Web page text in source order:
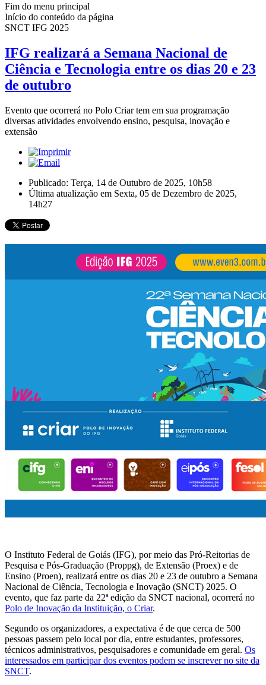
Fim do menu principal
Início do conteúdo da página
SNCT IFG 2025
IFG realizará a Semana Nacional de
Ciência e Tecnologia entre os dias 20 e 23
de outubro
Evento que ocorrerá no Polo Criar tem em sua programação
diversas atividades envolvendo ensino, pesquisa, inovação e
extensão
Publicado: Terça, 14 de Outubro de 2025, 10h58
Última atualização em Sexta, 05 de Dezembro de 2025,
14h27
O Instituto Federal de Goiás (IFG), por meio das Pró-Reitorias de
Pesquisa e Pós-Graduação (Proppg), de Extensão (Proex) e de
Ensino (Proen), realizará entre os dias 20 e 23 de outubro a Semana
Nacional de Ciência, Tecnologia e Inovação (SNCT) 2025. O
evento, que faz parte da 22ª edição da SNCT nacional, ocorrerá no
Polo de Inovação da Instituição, o Criar.
Segundo os organizadores, a expectativa é de que cerca de 500
pessoas passem pelo local por dia, entre estudantes, professores,
técnicos administrativos, pesquisadores e comunidade em geral. Os
interessados em participar dos eventos podem se inscrever no site da
SNCT.